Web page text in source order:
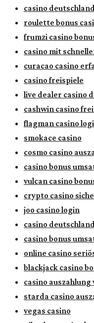
casino
roulette bonus
frumzi casino
casino mit
curacao casino
casino freispiele
live dealer casino
cashwin casino
flagman casino
smokace casino
cosmo casino
casino bonus
vulcan casino
crypto casino
joo casino login
casino
casino bonus
online casino
blackjack casino
casino auszahlung
starda casino
vegas casino